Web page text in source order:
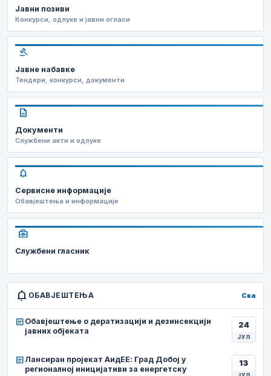
Јавни позиви
Конкурси, одлуке и јавни огласи
gavel
Јавне набавке
Тендери, конкурси, документи
description
Документи
Службени акти и одлуке
notifications
Сервисне информације
Обавјештења и информације
business_center
Службени гласник
notifications ОБАВЈЕШТЕЊА Сва
article Обавјештење о дератизацији и дезинсекцији
јавних објеката
24
ЈУЛ
article Лансиран пројекат АидЕЕ: Град Добој у
регионалној иницијативи за енергетску
13